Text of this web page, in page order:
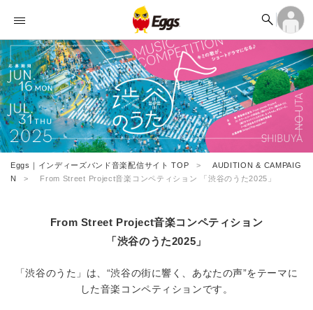
 
ランキング 
記事 
タイムライン 
ライブ情報 
楽曲アップロード 
ログイン
アカウント登録
ログイン
アカウント登録
Eggs｜インディーズバンド音楽配信サイト TOP
AUDITION & CAMPAIG
N
From Street Project音楽コンペティション 「渋谷のうた2025」
From Street Project音楽コンペティション
「渋谷のうた2025」
「渋谷のうた」は、“渋谷の街に響く、あなたの声”をテーマに
した音楽コンペティションです。